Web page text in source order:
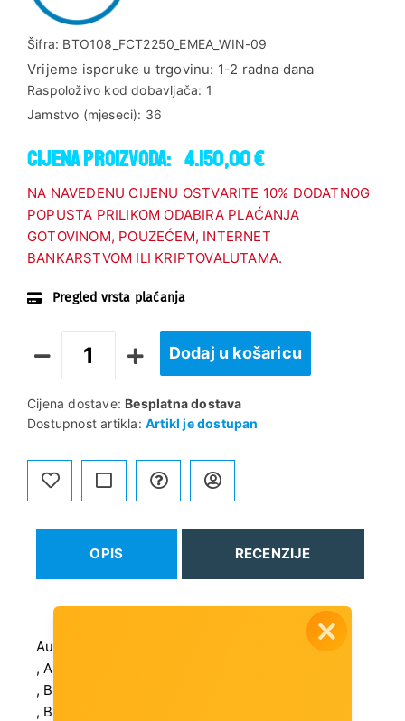
Šifra: BTO108_FCT2250_EMEA_WIN-09
Vrijeme isporuke u trgovinu: 1-2 radna dana
Raspoloživo kod dobavljača: 1
Jamstvo (mjeseci): 36
Cijena proizvoda: 4.150,00 €
NA NAVEDENU CIJENU OSTVARITE 10% DODATNOG
POPUSTA PRILIKOM ODABIRA PLAĆANJA
GOTOVINOM, POUZEĆEM, INTERNET
BANKARSTVOM ILI KRIPTOVALUTAMA.
Pregled vrsta plaćanja
Dodaj u košaricu
Cijena dostave: Besplatna dostava
Dostupnost artikla: Artikl je dostupan
OPIS RECENZIJE
Audio izlaz: Stereo
, Audio standard: HD audio
, Broj threadova: 20
, Bruto težina (kg): 12 kg